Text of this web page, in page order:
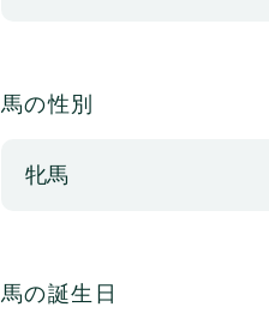
馬の性別
馬の誕生日